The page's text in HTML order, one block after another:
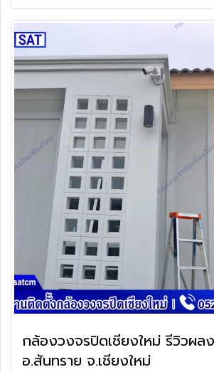
กล้องวงจรปิดเชียงใหม่ รีวิวผ
อ.สันทราย จ.เชียงใหม่